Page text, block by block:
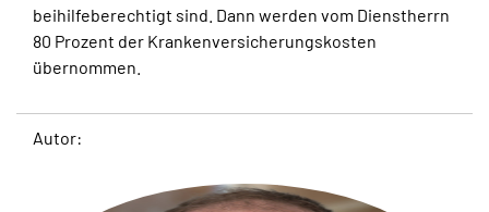
beihilfeberechtigt sind. Dann werden vom Dienstherrn
80 Prozent der Krankenversicherungskosten
übernommen.
Autor: